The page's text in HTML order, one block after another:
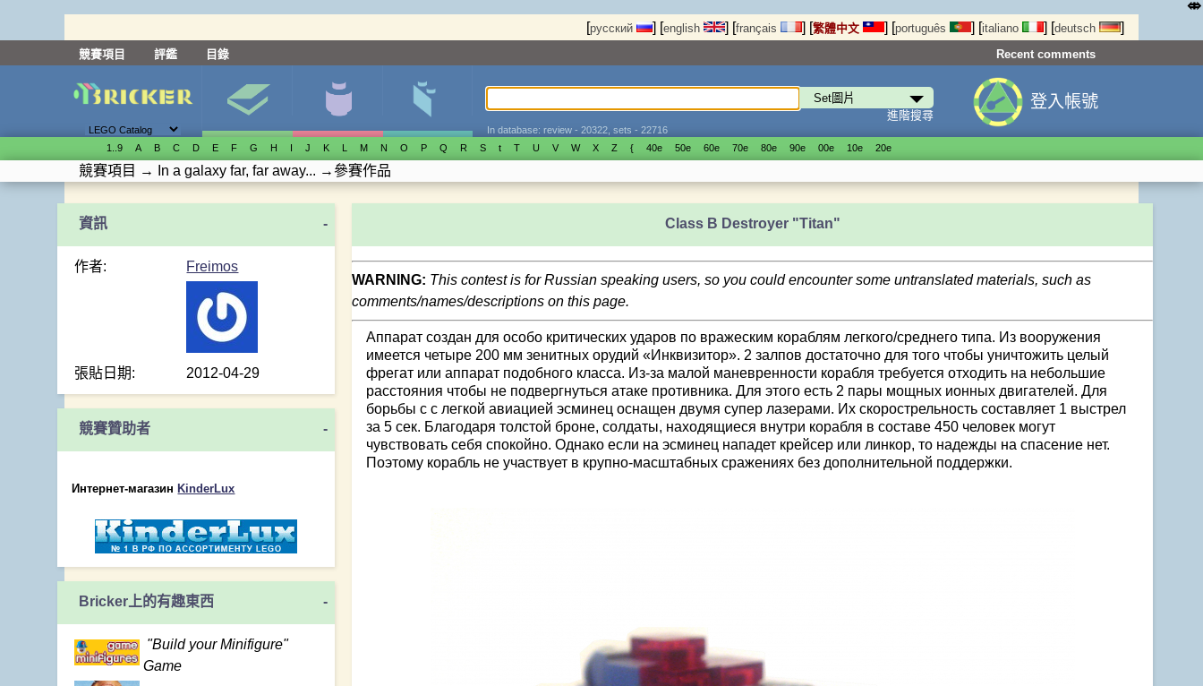
[русский ] [english ] [français ] [繁體中文 ] [português ] [italiano ] [deutsch ]
競賽項目 評鑑 目錄 Recent comments
進階搜尋
In database: review - 20322, sets - 22716
登入帳號
1..9 A B C D E F G H I J K L M N O P Q R S t T U V W X Z { 40е 50е 60е 70е 80е 90е 00е 10е 20е
競賽項目 → In a galaxy far, far away... →參賽作品
-
作者: Freimos
張貼日期: 2012-04-29
競賽贊助者 -
Интернет-магазин KinderLux
Bricker上的有趣東西 -
"Build your Minifigure"
Game
Class B Destroyer "Titan"
WARNING: This contest is for Russian speaking users, so you could encounter some untranslated materials, such as
comments/names/descriptions on this page.
Аппарат создан для особо критических ударов по вражеским кораблям легкого/среднего типа. Из вооружения
имеется четыре 200 мм зенитных орудий «Инквизитор». 2 залпов достаточно для того чтобы уничтожить целый
фрегат или аппарат подобного класса. Из-за малой маневренности корабля требуется отходить на небольшие
расстояния чтобы не подвергнуться атаке противника. Для этого есть 2 пары мощных ионных двигателей. Для
борьбы с с легкой авиацией эсминец оснащен двумя супер лазерами. Их скорострельность составляет 1 выстрел
за 5 сек. Благодаря толстой броне, солдаты, находящиеся внутри корабля в составе 450 человек могут
чувствовать себя спокойно. Однако если на эсминец нападет крейсер или линкор, то надежды на спасение нет.
Поэтому корабль не участвует в крупно-масштабных сражениях без дополнительной поддержки.
⤄